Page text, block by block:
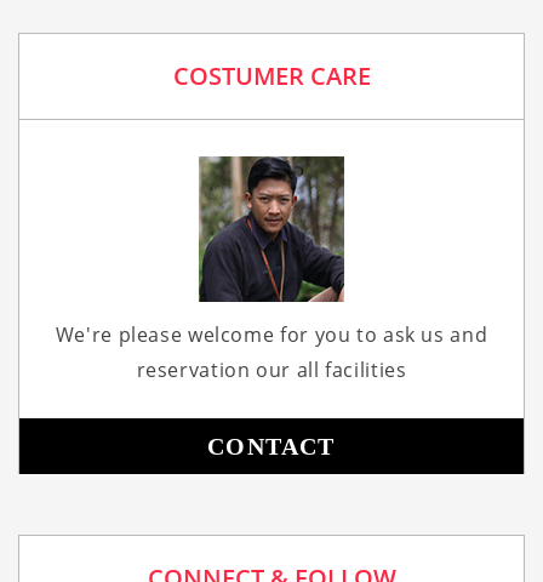
COSTUMER CARE
We're please welcome for you to ask us and
reservation our all facilities
CONTACT